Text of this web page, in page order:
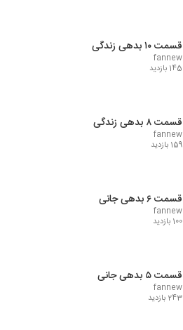
قسمت ۱۰ بدهی زندگی
fannew
145 بازدید
قسمت ۸ بدهی زندگی
fannew
159 بازدید
قسمت ۶ بدهی جانی
fannew
100 بازدید
قسمت ۵ بدهی جانی
fannew
243 بازدید